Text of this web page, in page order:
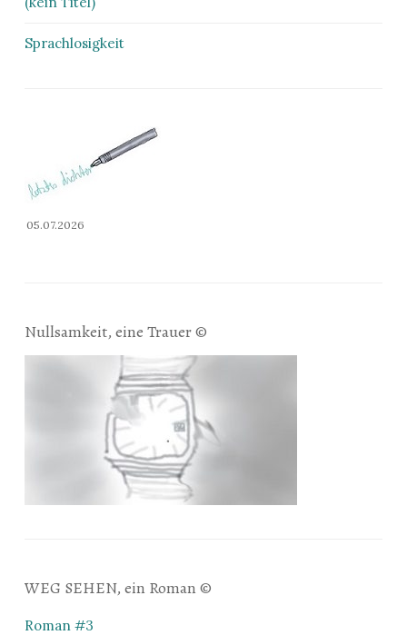
Sprachlosigkeit
05.07.2026
Nullsamkeit, eine Trauer ©
WEG SEHEN, ein Roman ©
Roman #3